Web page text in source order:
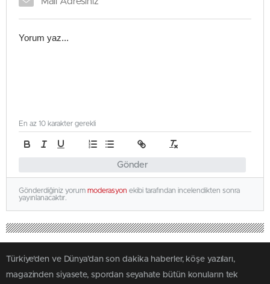
Gönder
En az 10 karakter gerekli
Gönderdiğiniz yorum moderasyon ekibi tarafından incelendikten sonra
yayınlanacaktır.
Türkiye'den ve Dünya’dan son dakika haberler, köşe yazıları,
magazinden siyasete, spordan seyahate bütün konuların tek